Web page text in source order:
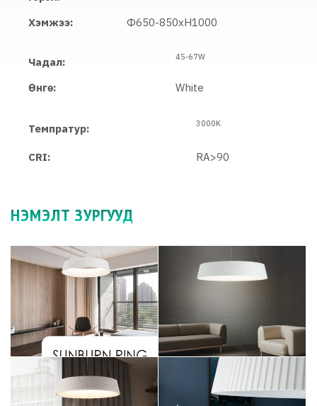
Хэмжээ: Ф650-850xH1000
Чадал: 45-67W
Өнгө: White
Темпратур: 3000K
CRI: RA>90
НЭМЭЛТ ЗУРГУУД